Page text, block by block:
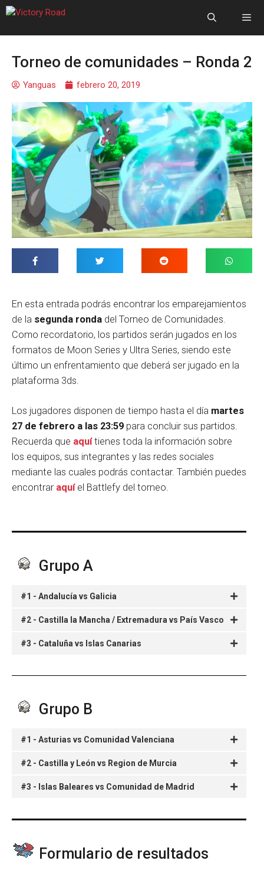
Torneo de comunidades – Ronda 2
Yanguas febrero 20, 2019
En esta entrada podrás encontrar los emparejamientos
de la segunda ronda del Torneo de Comunidades.
Como recordatorio, los partidos serán jugados en los
formatos de Moon Series y Ultra Series, siendo este
último un enfrentamiento que deberá ser jugado en la
plataforma 3ds.
Los jugadores disponen de tiempo hasta el día martes
27 de febrero a las 23:59 para concluir sus partidos.
Recuerda que aquítienes toda la información sobre
los equipos, sus integrantes y las redes sociales
mediante las cuales podrás contactar. También puedes
encontrar aquíel Battlefy del torneo.
Grupo A
#1 - Andalucía vs Galicia
#2 - Castilla la Mancha / Extremadura vs País Vasco
#3 - Cataluña vs Islas Canarias
Grupo B
#1 - Asturias vs Comunidad Valenciana
#2 - Castilla y León vs Region de Murcia
#3 - Islas Baleares vs Comunidad de Madrid
Formulario de resultados